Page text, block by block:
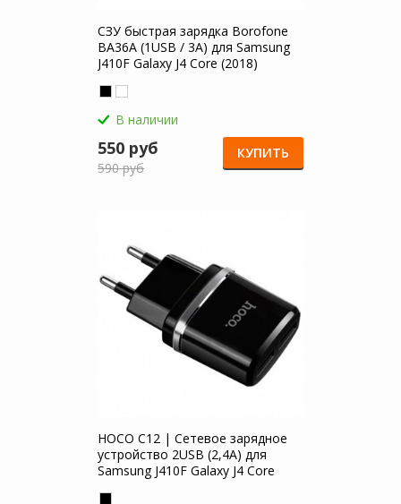
СЗУ быстрая зарядка Borofone
BA36A (1USB / 3A) для Samsung
J410F Galaxy J4 Core (2018)
В наличии
550 руб
590 руб
КУПИТЬ
HOCO C12 | Сетевое зарядное
устройство 2USB (2,4А) для
Samsung J410F Galaxy J4 Core